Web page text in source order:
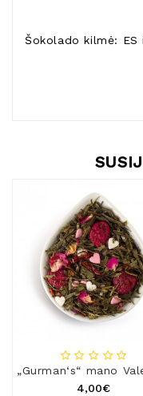
Šokolado kilmė: ES
4,00€